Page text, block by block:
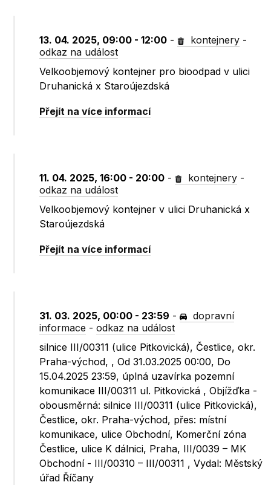
13. 04. 2025, 09:00 - 12:00 - kontejnery -
odkaz na událost
Velkoobjemový kontejner pro bioodpad v ulici
Druhanická x Staroújezdská
Přejít na více informací
11. 04. 2025, 16:00 - 20:00 - kontejnery -
odkaz na událost
Velkoobjemový kontejner v ulici Druhanická x
Staroújezdská
Přejít na více informací
31. 03. 2025, 00:00 - 23:59 -
dopravní
informace -odkaz na událost
silnice III/00311 (ulice Pitkovická), Čestlice, okr.
Praha-východ, , Od 31.03.2025 00:00, Do
15.04.2025 23:59, úplná uzavírka pozemní
komunikace III/00311 ul. Pitkovická , Objížďka -
obousměrná: silnice III/00311 (ulice Pitkovická),
Čestlice, okr. Praha-východ, přes: místní
komunikace, ulice Obchodní, Komerční zóna
Čestlice, ulice K dálnici, Praha, III/0039 – MK
Obchodní - III/00310 – III/00311 , Vydal: Městský
úřad Říčany